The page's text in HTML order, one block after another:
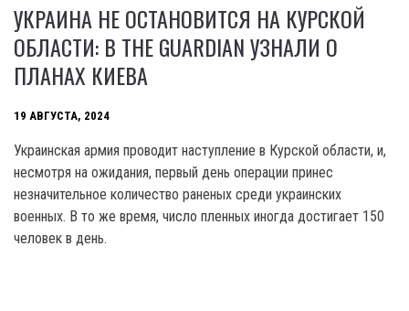
УКРАИНА НЕ ОСТАНОВИТСЯ НА КУРСКОЙ
ОБЛАСТИ: В THE GUARDIAN УЗНАЛИ О
ПЛАНАХ КИЕВА
19 АВГУСТА, 2024
Украинская армия проводит наступление в Курской области, и,
несмотря на ожидания, первый день операции принес
незначительное количество раненых среди украинских
военных. В то же время, число пленных иногда достигает 150
человек в день.